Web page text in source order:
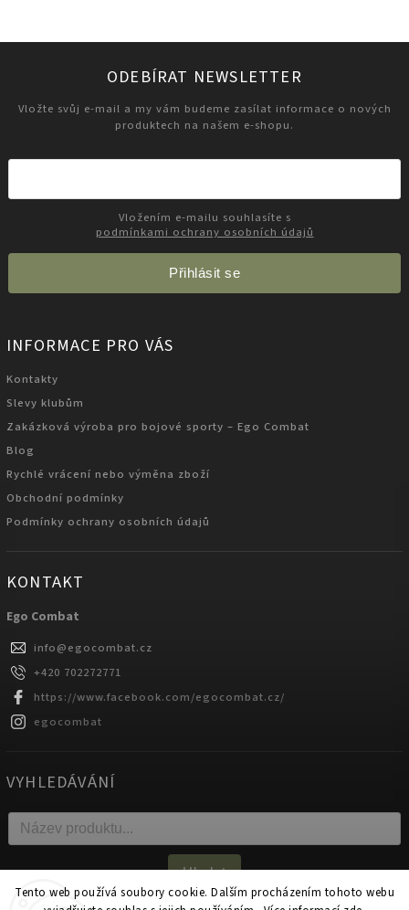
Tento web používá soubory cookie. Dalším procházením tohoto webu
ODEBÍRAT NEWSLETTER
Vložte svůj e-mail a my vám budeme zasílat informace o nových
produktech na našem e-shopu.
podmínkami ochrany osobních údajů
Přihlásit se
INFORMACE PRO VÁS
Kontakty
Slevy klubům
Zakázková výroba pro bojové sporty – Ego Combat
Blog
Rychlé vrácení nebo výměna zboží
Obchodní podmínky
Podmínky ochrany osobních údajů
KONTAKT
Ego Combat
info@egocombat.cz
+420 702272771
https://www.facebook.com/egocombat.cz/
egocombat
VYHLEDÁVÁNÍ
Hledat